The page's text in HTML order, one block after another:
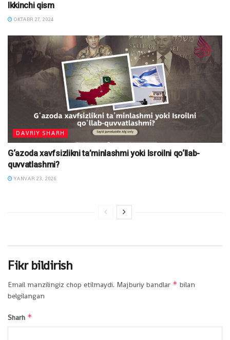
Ikkinchi qism
OKTABR 27, 2024
DAVRIY SHARH
G‘azoda xavfsizlikni ta’minlashmi yoki Isroilni qo‘llab-
quvvatlashmi?
YANVAR 23, 2026
Fikr bildirish
Email manzilingiz chop etilmaydi. Majburiy bandlar * bilan
belgilangan
Sharh *